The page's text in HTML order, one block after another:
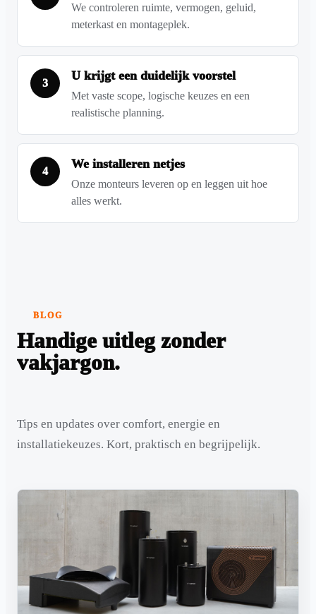
We controleren ruimte, vermogen, geluid,
meterkast en montageplek.
3
U krijgt een duidelijk voorstel
Met vaste scope, logische keuzes en een
realistische planning.
4
We installeren netjes
Onze monteurs leveren op en leggen uit hoe
alles werkt.
BLOG
Handige uitleg zonder
vakjargon.
Tips en updates over comfort, energie en
installatiekeuzes. Kort, praktisch en begrijpelijk.